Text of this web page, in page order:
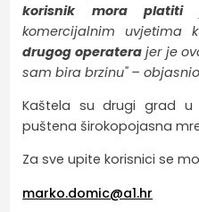
korisnik mora platiti
komercijalnim uvjetima
drugog operaterajer je
sam bira brzinu" –
Kaštela su drugi grad
puštena širokopojasna
Za sve upite korisnici se
marko.domic@a1.hr